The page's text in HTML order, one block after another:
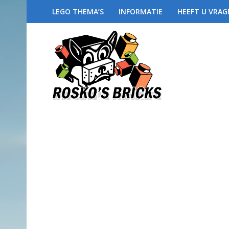
LEGO THEMA’S INFORMATIE HEEFT U